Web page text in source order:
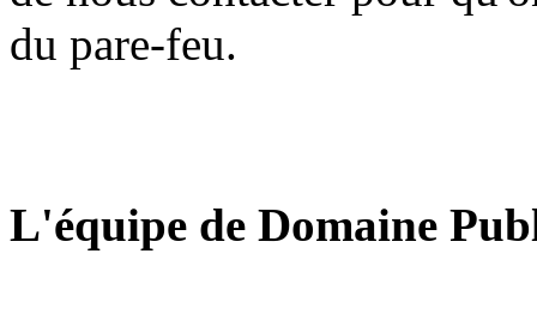
du pare-feu.
L'équipe de Domaine